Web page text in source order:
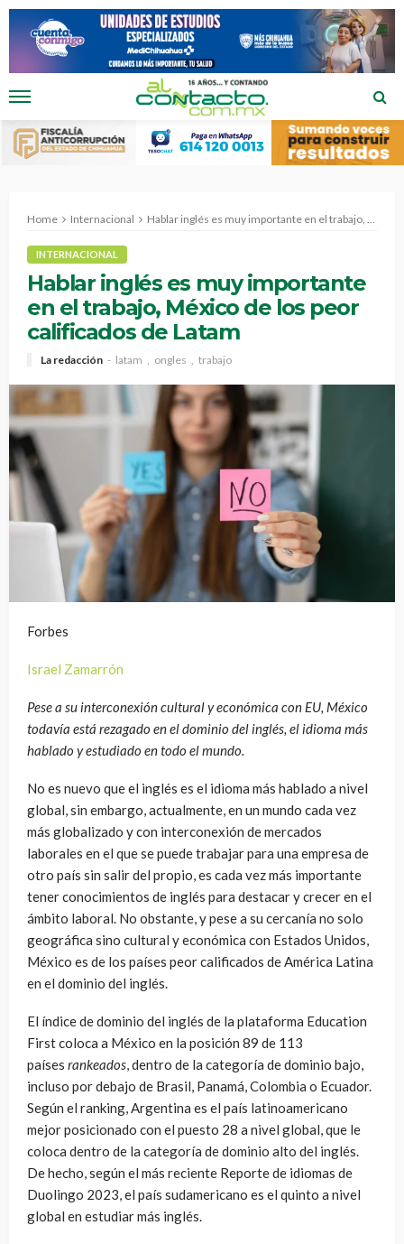
Home Internacional Hablar inglés es muy importante en el trabajo, México de los peor calificados de Latam
INTERNACIONAL
Hablar inglés es muy importante
en el trabajo, México de los peor
calificados de Latam
La redacción latam ongles trabajo
Forbes
Israel Zamarrón
Pese a su interconexión cultural y económica con EU, México
todavía está rezagado en el dominio del inglés, el idioma más
hablado y estudiado en todo el mundo.
No es nuevo que el inglés es el idioma más hablado a nivel
global, sin embargo, actualmente, en un mundo cada vez
más globalizado y con interconexión de mercados
laborales en el que se puede trabajar para una empresa de
otro país sin salir del propio, es cada vez más importante
tener conocimientos de inglés para destacar y crecer en el
ámbito laboral. No obstante, y pese a su cercanía no solo
geográfica sino cultural y económica con Estados Unidos,
México es de los países peor calificados de América Latina
en el dominio del inglés.
El índice de dominio del inglés de la plataforma Education
First coloca a México en la posición 89 de 113
países rankeados, dentro de la categoría de dominio bajo,
incluso por debajo de Brasil, Panamá, Colombia o Ecuador.
Según el ranking, Argentina es el país latinoamericano
mejor posicionado con el puesto 28 a nivel global, que le
coloca dentro de la categoría de dominio alto del inglés.
De hecho, según el más reciente Reporte de idiomas de
Duolingo 2023, el país sudamericano es el quinto a nivel
global en estudiar más inglés.